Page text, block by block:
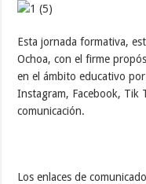
Esta jornada formativa,
Ochoa, con el firme
en el ámbito educativo por
Instagram, Facebook, Tik
comunicación.
Los enlaces de